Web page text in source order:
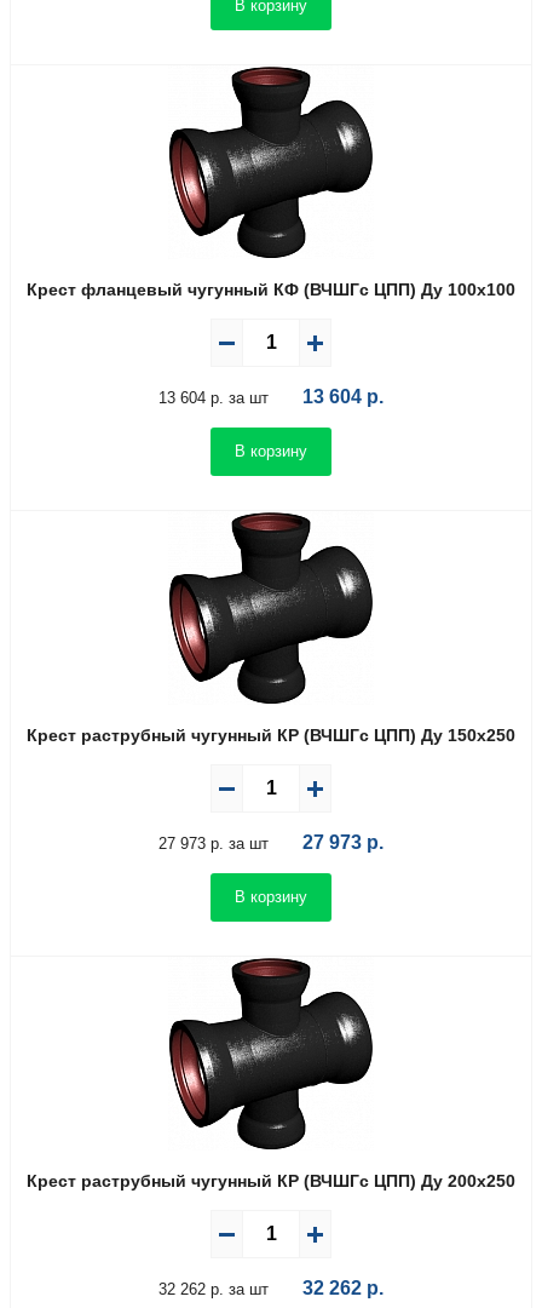
В корзину
Крест фланцевый чугунный КФ (ВЧШГс ЦПП) Ду 100х100
13 604 р. за шт 13 604 р.
В корзину
Крест раструбный чугунный КР (ВЧШГс ЦПП) Ду 150х250
27 973 р. за шт 27 973 р.
В корзину
Крест раструбный чугунный КР (ВЧШГс ЦПП) Ду 200х250
32 262 р. за шт 32 262 р.